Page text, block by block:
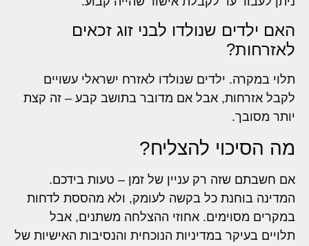
האם ילדים שנולדו לבני זוג זכאים
לאזרחות?
תלוי במקרה. ילדים שנולדו לאזרח ישראלי עשויים
לקבל אזרחות, אבל אם מדובר בתושב קבע – זה קצת
יותר מסובך.
מה הסיכוי להצליח?
אם חשבתם שזה רק עניין של זמן – טעות בידכם.
המדינה בוחנת כל בקשה לעומק, ולא מהססת לדחות
במקרים מסוימים. אחוזי ההצלחה משתנים, אבל
תלויים בעיקר במדיניות הנוכחית והנסיבות האישיות של